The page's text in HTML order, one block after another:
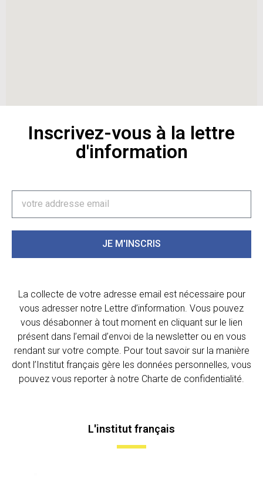
Inscrivez-vous à la lettre
d'information
JE M'INSCRIS
La collecte de votre adresse email est nécessaire pour
vous adresser notre Lettre d’information. Vous pouvez
vous désabonner à tout moment en cliquant sur le lien
présent dans l’email d’envoi de la newsletter ou en vous
rendant sur votre compte. Pour tout savoir sur la manière
dont l’Institut français gère les données personnelles, vous
pouvez vous reporter à notre Charte de confidentialité.
L'institut français